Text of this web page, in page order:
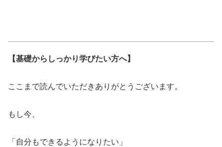
【基礎からしっかり学びたい方へ】
ここまで読んでいただきありがとうございます。
もし今、
「自分もできるようになりたい」